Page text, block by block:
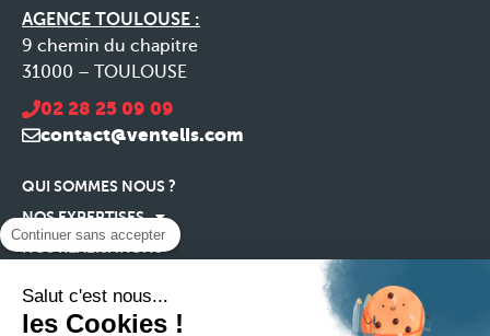
AGENCE TOULOUSE :
9 chemin du chapitre
31000 – TOULOUSE
02 28 25 09 09
contact@ventelis.com
QUI SOMMES NOUS ?
NOS EXPERTISES
NOS RÉALISATIONS
RECRUTEMENT
Continuer sans accepter
Salut c'est nous...
les Cookies !